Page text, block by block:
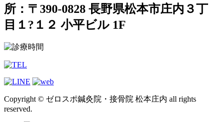
所：〒390-0828 長野県松本市庄内３丁
目１?１２ 小平ビル 1F
Copyright © ゼロスポ鍼灸院・接骨院 松本庄内 all rights
reserved.